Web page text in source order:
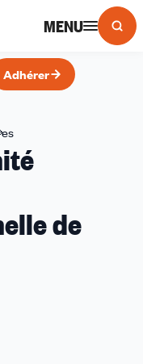
MENU
Adhérer
Unité
de
l'Ain
de